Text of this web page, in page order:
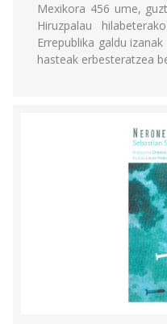
Mexikora 456 ume,
Hiruzpalau
Errepublika galdu
hasteak erbesteratzea